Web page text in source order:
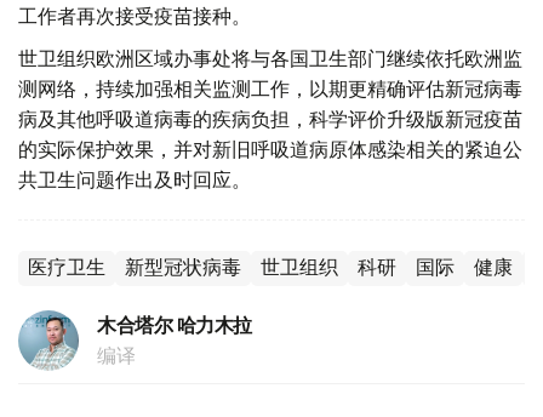
工作者再次接受疫苗接种。
世卫组织欧洲区域办事处将与各国卫生部门继续依托欧洲监
测网络，持续加强相关监测工作，以期更精确评估新冠病毒
病及其他呼吸道病毒的疾病负担，科学评价升级版新冠疫苗
的实际保护效果，并对新旧呼吸道病原体感染相关的紧迫公
共卫生问题作出及时回应。
医疗卫生 新型冠状病毒 世卫组织 科研 国际 健康
木合塔尔 哈力木拉
编译